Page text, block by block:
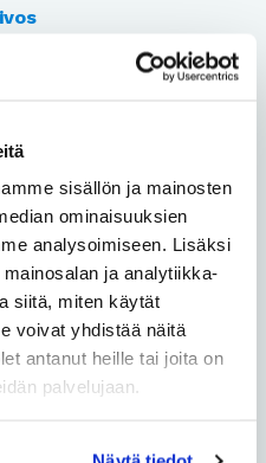
sisällön ja mainosten
ominaisuuksien
analysoimiseen. Lisäksi
ja analytiikka-
siitä, miten käytät
voivat yhdistää näitä
antanut heille tai joita on
palvelujaan.